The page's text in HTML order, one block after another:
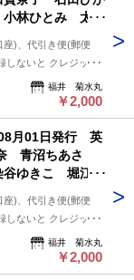
追跡番号から荷物の
て-- 此方から連絡
入手続き頂ければ幸
場合は キャンセル
クプラス 600円 ※追
す。 (下記紹介部分
の場合 ※※郵便局
送について-- 振込確
便局ご利用の場合、
送になります。 ※※※
跡番号から荷物の
て-- 此方から連絡
入手続き頂ければ幸
場合は キャンセル
林ひとみ 太田
倉麻里 岬まど
ッシュ箱 ※画
)、代引き便(郵便
しないと クレジット
方は支払い方法を
下さい。 --状態につい
れ/使用感等)は ある
頂ければ幸いです。
430円 ※追跡番号あ
プラス 600円 ※追
す。 (下記紹介部分
の場合 ※※郵便局
送について-- 振込確
便局ご利用の場合、
福井 菊水丸
￥2,000
月01日発行 英
青沼ちあさ
ゆきこ 堀江美
ひとみ 三上美
か
)、代引き便(郵便
しないと クレジット
方は支払い方法を
下さい。 --状態につい
れ/使用感等)は ある
福井 菊水丸
￥2,000